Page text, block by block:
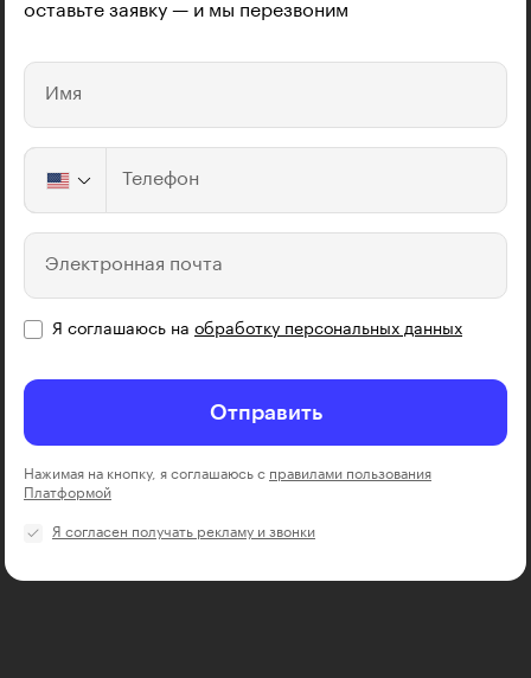
оставьте заявку — и мы перезвоним
Имя
Телефон
Электронная почта
Я соглашаюсь на обработку персональных данных
Отправить
Нажимая на кнопку, я соглашаюсь с правилами пользования
Платформой
Я согласен получать рекламу и звонки